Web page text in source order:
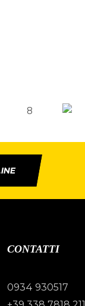
CONTATTI
0934 930517